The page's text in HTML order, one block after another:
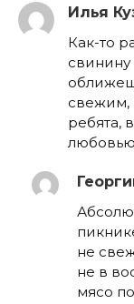
Илья
Как-то
свежим,
ребята,
не
не в
мясо